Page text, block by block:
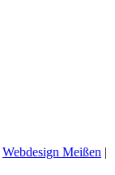
Webdesign Meißen |